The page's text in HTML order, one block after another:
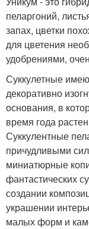
пеларгоний,
запах, цветки
для цветения
удобрениями,
Суккулетные
декоративно
основания, в
время года
Суккулентные
причудливыми
миниатюрные
фантастических
создании
украшении
малых форм и